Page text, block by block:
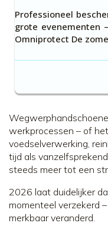
Professioneel
grote evenementen
Omniprotect De
werkprocessen – of
voedselverwerking,
tijd als
steeds meer tot een
2026 laat duidelijker
momenteel verzekerd
merkbaar veranderd.